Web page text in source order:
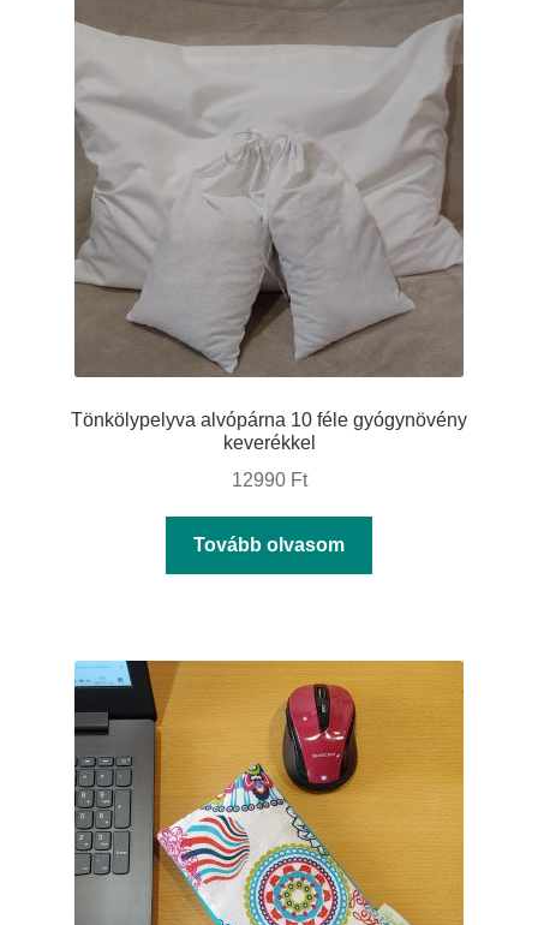
Tönkölypelyva alvópárna 10 féle gyógynövény
keverékkel
12990 Ft
Tovább olvasom